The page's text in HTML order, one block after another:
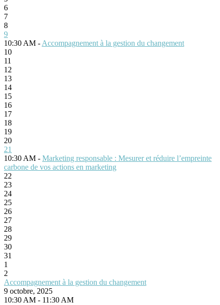
6
7
8
9
10:30 AM - Accompagnement à la gestion du changement
10
11
12
13
14
15
16
17
18
19
20
21
10:30 AM - Marketing responsable : Mesurer et réduire l’empreinte
carbone de vos actions en marketing
22
23
24
25
26
27
28
29
30
31
1
2
Accompagnement à la gestion du changement
9 octobre, 2025
10:30 AM - 11:30 AM